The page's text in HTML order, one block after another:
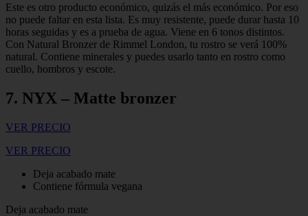
Este es otro producto económico, quizás el más económico. Por eso
no puede faltar en esta lista. Es muy resistente, puede durar hasta 10
horas seguidas y es a prueba de agua. Viene en 6 tonos distintos.
Con Natural Bronzer de Rimmel London, tu rostro se verá 100%
natural. Contiene minerales y puedes usarlo tanto en rostro como
cuello, hombros y escote.
7. NYX – Matte bronzer
VER PRECIO
VER PRECIO
Deja acabado mate
Contiene fórmula vegana
Deja acabado mate